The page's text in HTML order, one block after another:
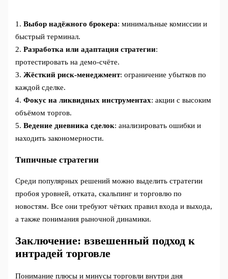
1.Выбор надёжного брокера: минимальные комиссии и
быстрый терминал.
2.Разработка или адаптация стратегии:
протестировать на демо-счёте.
3.Жёсткий риск-менеджмент: ограничение убытков по
каждой сделке.
4.Фокус на ликвидных инструментах: акции с высоким
объёмом торгов.
5.Ведение дневника сделок: анализировать ошибки и
находить закономерности.
Типичные стратегии
Среди популярных решений можно выделить стратегии
пробоя уровней, отката, скальпинг и торговлю по
новостям. Все они требуют чётких правил входа и выхода,
а также понимания рыночной динамики.
Заключение: взвешенный подход к
интрадей торговле
Понимание плюсы и минусы торговли внутри дня